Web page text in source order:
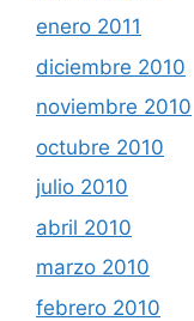
enero 2011
diciembre 2010
noviembre 2010
octubre 2010
julio 2010
abril 2010
marzo 2010
febrero 2010